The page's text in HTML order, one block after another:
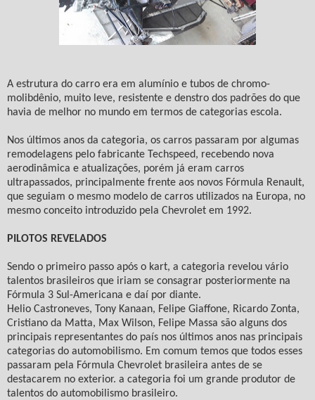
A estrutura do carro era em alumínio e tubos de chromo-
molibdênio, muito leve, resistente e denstro dos padrões do que
havia de melhor no mundo em termos de categorias escola.
Nos últimos anos da categoria, os carros passaram por algumas
remodelagens pelo fabricante Techspeed, recebendo nova
aerodinâmica e atualizações, porém já eram carros
ultrapassados, principalmente frente aos novos Fórmula Renault,
que seguiam o mesmo modelo de carros utilizados na Europa, no
mesmo conceito introduzido pela Chevrolet em 1992.
PILOTOS REVELADOS
Sendo o primeiro passo após o kart, a categoria revelou vário
talentos brasileiros que iriam se consagrar posteriormente na
Fórmula 3 Sul-Americana e daí por diante.
Helio Castroneves, Tony Kanaan, Felipe Giaffone, Ricardo Zonta,
Cristiano da Matta, Max Wilson, Felipe Massa são alguns dos
principais representantes do país nos últimos anos nas principais
categorias do automobilismo. Em comum temos que todos esses
passaram pela Fórmula Chevrolet brasileira antes de se
destacarem no exterior. a categoria foi um grande produtor de
talentos do automobilismo brasileiro.